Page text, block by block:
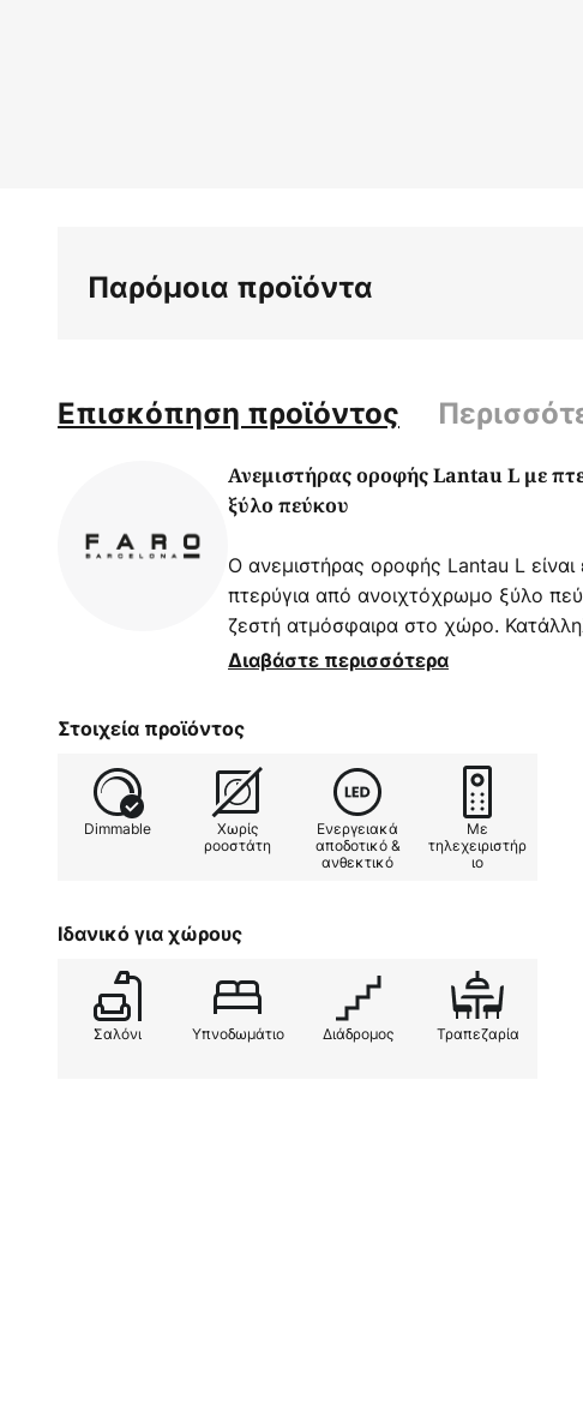
Παρόμοια προϊόντα
Επισκόπηση προϊόντος
Ανεμιστήρας οροφής Lantau L με
ξύλο πεύκου
Ο ανεμιστήρας οροφής Lantau L είναι
πτερύγια από ανοιχτόχρωμο ξύλο
ζεστή ατμόσφαιρα στο χώρο.
m². Περιλαμβάνεται τηλεχειριστήριο
Λειτουργίες
Δυνατότητα αλλαγής από λειτουργία
χειμώνα: Το καλοκαίρι, ο ανεμιστήρας
αύρα, ενώ το χειμώνα, με την
αέρα στο δωμάτιο, συμβάλλει στη
Με γυάλινο φωτιστικό στο κέντρο:
θερμού λευκού φωτός, έτσι ώστε το
Διαβάστε περισσότερα
Στοιχεία προϊόντος
Dimmable
Χωρίς
ροοστάτη
Ενεργειακά
αποδοτικό &
ανθεκτικό
Με
τηλεχειριστήρ
ιο
Ιδανικό για χώρους
Σαλόνι Υπνοδωμάτιο Διάδρομος Τραπεζαρία